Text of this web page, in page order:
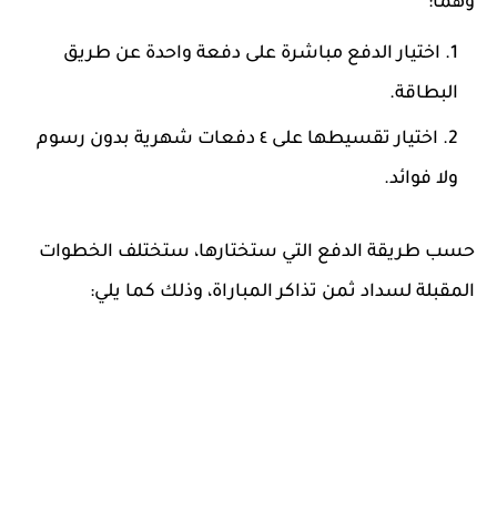
اختيار الدفع مباشرة على دفعة واحدة عن طريق
البطاقة.
اختيار تقسيطها على ٤ دفعات شهرية بدون رسوم
ولا فوائد.
حسب طريقة الدفع التي ستختارها، ستختلف الخطوات
المقبلة لسداد ثمن تذاكر المباراة، وذلك كما يلي: